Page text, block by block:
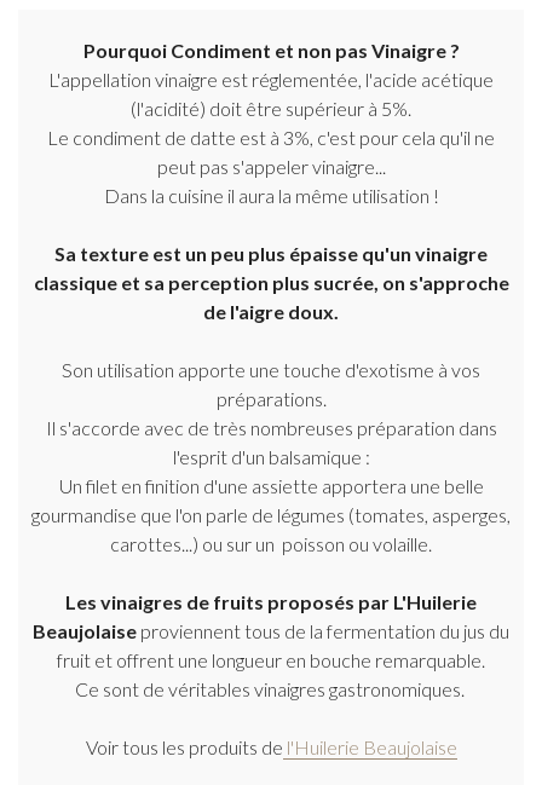
Pourquoi Condiment et non pas Vinaigre ?
L'appellation vinaigre est réglementée, l'acide acétique
(l'acidité) doit être supérieur à 5%.
Le condiment de datte est à 3%, c'est pour cela qu'il ne
peut pas s'appeler vinaigre...
Dans la cuisine il aura la même utilisation !
Sa texture est un peu plus épaisse qu'un vinaigre
classique et sa perception plus sucrée, on s'approche
de l'aigre doux.
Son utilisation apporte une touche d'exotisme à vos
préparations.
Il s'accorde avec de très nombreuses préparation dans
l'esprit d'un balsamique :
Un filet en finition d'une assiette apportera une belle
gourmandise que l'on parle de légumes (tomates, asperges,
carottes...) ou sur un poisson ou volaille.
Les vinaigres de fruits proposés par L'Huilerie
Beaujolaise proviennent tous de la fermentation du jus du
fruit et offrent une longueur en bouche remarquable.
Ce sont de véritables vinaigres gastronomiques.
Voir tous les produits de l'Huilerie Beaujolaise